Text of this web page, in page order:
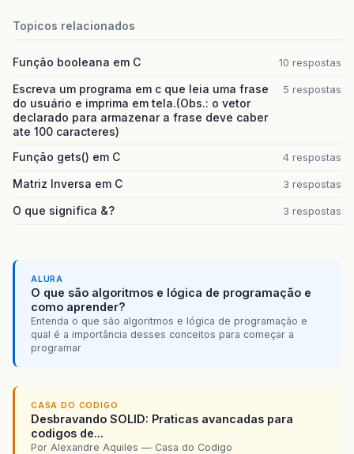
Topicos relacionados
Função booleana em C 10 respostas
Escreva um programa em c que leia uma frase
do usuário e imprima em tela.(Obs.: o vetor
declarado para armazenar a frase deve caber
ate 100 caracteres)
5 respostas
Função gets() em C 4 respostas
Matriz Inversa em C 3 respostas
O que significa &? 3 respostas
ALURA
O que são algoritmos e lógica de programação e
como aprender?
Entenda o que são algoritmos e lógica de programação e
qual é a importância desses conceitos para começar a
programar
CASA DO CODIGO
Desbravando SOLID: Praticas avancadas para
codigos de...
Por Alexandre Aquiles — Casa do Codigo